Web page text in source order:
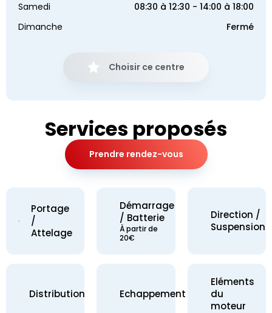
Samedi
08:30 à 12:30 - 14:00 à 18:00
Dimanche
Fermé
Choisir ce centre
Services proposés
Prendre rendez-vous
Portage
/
Attelage
Démarrage
/ Batterie
À partir de
20€
Direction /
Suspension
Distribution Echappement
Eléments
du
moteur